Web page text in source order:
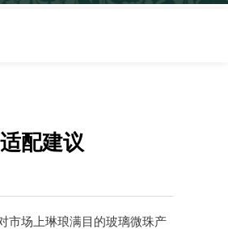
配建议
市场上琳琅满目的玻璃微珠产